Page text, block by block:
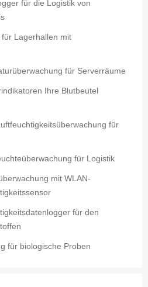
für die Logistik von
Lagerhallen mit
für Serverräume
Ihre Blutbeutel
für
für Logistik
mit WLAN-
für den
für biologische Proben